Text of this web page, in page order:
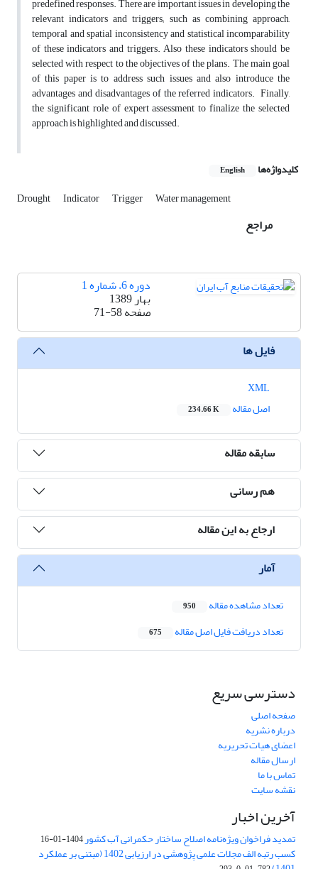
predefined responses. There are important issues in developing the
relevant indicators and triggers; such as combining approach,
temporal and spatial inconsistency and statistical incomparability
of these indicators and triggers. Also these indicators should be
selected with respect to the objectives of the plans. The main goal
of this paper is to address such issues and also introduce the
advantages and disadvantages of the referred indicators. Finally,
the significant role of expert assessment to finalize the selected
approach is highlighted and discussed.
کلیدواژه‌ها English
Drought Indicator Trigger Water management
مراجع
دوره 6، شماره 1
بهار 1389
صفحه71-58
فایل ها
اصل مقاله
234.66 K
سابقه مقاله
هم رسانی
ارجاع به این مقاله
آمار
تعداد مشاهده مقاله 950
تعداد دریافت فایل اصل مقاله 675
دسترسی سریع
صفحه اصلی
درباره نشریه
اعضای هیات تحریریه
ارسال مقاله
تماس با ما
نقشه سایت
آخرین اخبار
تمدید فراخوان ویژه‌نامه اصلاح ساختار حکمرانی آب کشور1404-01-16
کسب رتبه الف مجلات علمی پژوهشی در ارزیابی 1402 (مبتنی بر عملکرد